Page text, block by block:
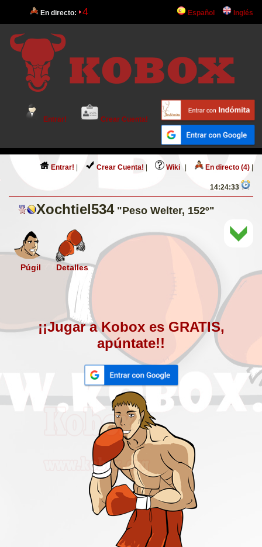
En directo: 4 Español Inglés
Entrar! Crear Cuenta!
Entrar! Crear Cuenta! Wiki En directo (4)
14:24:33
Xochtiel534 "Peso Welter, 152º"
Púgil Detalles
¡¡Jugar a Kobox es GRATIS,
apúntate!!